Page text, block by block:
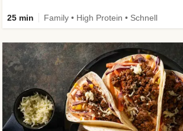
25 min Family • High Protein • Schnell